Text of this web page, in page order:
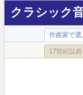
クラシック
作曲家で選
17世紀以前